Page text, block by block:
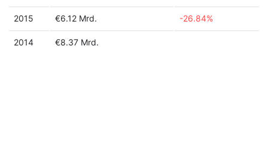
2015 €6.12 Mrd. -26.84%
2014 €8.37 Mrd.